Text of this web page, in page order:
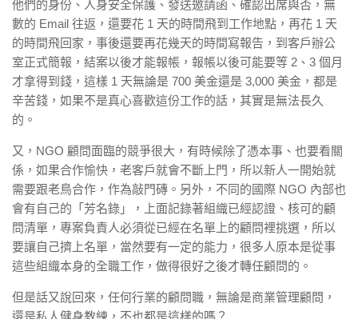
他們的身份、人身安全保護、發送邀請函、確認出席與否，無
數的 Email 往返，還要花 1 天的時間飛到工作地點，再花 1 天
的時間飛回家，事後還要再花幾天的時間寫報告，到客戶辦公
室正式簡報，結案以後才能報帳，報帳以後可能要等 2、3 個月
才拿得到錢，這樣 1 天無論是 700 美金還是 3,000 美金，都是
辛苦錢，如果不是真心喜歡這份工作的話，其實是無法長久
的。
又，NGO 顧問面臨的競爭很大，有時候除了憑本事、也要看關
係，如果合作愉快，老客戶就會不斷上門，所以新人一開始就
需要跟老鳥合作，作為敲門磚。另外，不同的國際 NGO 內部也
會有自己的「芳名錄」，上面記錄著組織已經認證、核可的顧
問清單，專案負責人必須從已經在名單上的顧問裡挑選，所以
要讓自己擠上名單，當然要有一定的能力，很多人原本是從事
這些組織本身的全職工作，做得很好之後才轉任顧問的。
但是話又說回來，任何行業的顧問職，無論是商業管理顧問，
還是私人健身教練，不也都是這樣的嗎？